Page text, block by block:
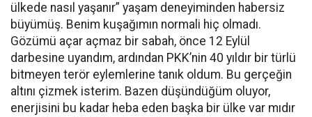
ülkede nasıl yaşanır” yaşam deneyiminden habersiz
büyümüş. Benim kuşağımın normali hiç olmadı.
Gözümü açar açmaz bir sabah, önce 12 Eylül
darbesine uyandım, ardından PKK’nin 40 yıldır bir türlü
bitmeyen terör eylemlerine tanık oldum. Bu gerçeğin
altını çizmek isterim. Bazen düşündüğüm oluyor,
enerjisini bu kadar heba eden başka bir ülke var mıdır